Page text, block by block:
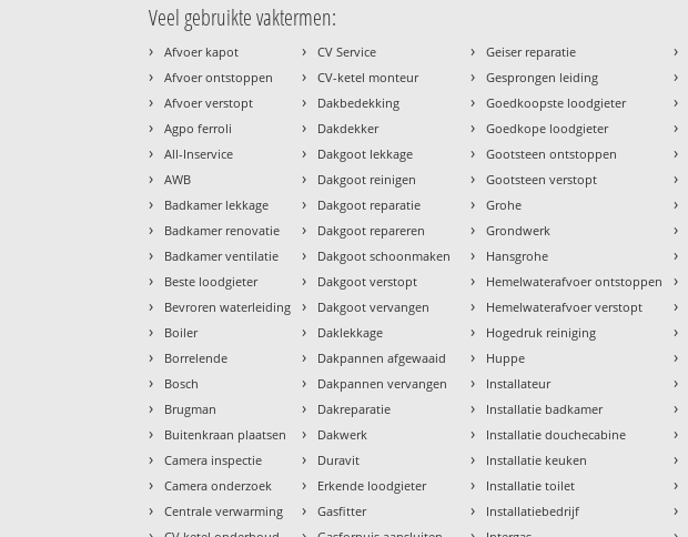
Veel gebruikte vaktermen:
› Afvoer kapot
› Afvoer ontstoppen
› Afvoer verstopt
› Agpo ferroli
› All-Inservice
› AWB
› Badkamer lekkage
› Badkamer renovatie
› Badkamer ventilatie
› Beste loodgieter
› Bevroren waterleiding
› Boiler
› Borrelende
› Bosch
› Brugman
› Buitenkraan plaatsen
› Camera inspectie
› Camera onderzoek
› Centrale verwarming
› CV Service
› CV-ketel monteur
› Dakbedekking
› Dakdekker
› Dakgoot lekkage
› Dakgoot reinigen
› Dakgoot reparatie
› Dakgoot repareren
› Dakgoot schoonmaken
› Dakgoot verstopt
› Dakgoot vervangen
› Daklekkage
› Dakpannen afgewaaid
› Dakpannen vervangen
› Dakreparatie
› Dakwerk
› Duravit
› Erkende loodgieter
› Gasfitter
› Geiser reparatie
› Gesprongen leiding
› Goedkoopste loodgieter
› Goedkope loodgieter
› Gootsteen ontstoppen
› Gootsteen verstopt
› Grohe
› Grondwerk
› Hansgrohe
› Hemelwaterafvoer ontstoppen
› Hemelwaterafvoer verstopt
› Hogedruk reiniging
› Huppe
› Installateur
› Installatie badkamer
› Installatie douchecabine
› Installatie keuken
› Installatie toilet
› Installatiebedrijf
›
›
›
›
›
›
›
›
›
›
›
›
›
›
›
›
›
›
›